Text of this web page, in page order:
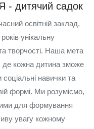
- дитячий садок
освітній заклад,
унікальну
творчості. Наша мета
де кожна дитина зможе
навички та
формі. Ми розуміємо,
для формування
увагу кожному